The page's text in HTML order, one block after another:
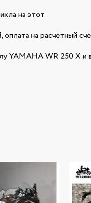
на этот
на расчётный
YAMAHA WR 250 X и